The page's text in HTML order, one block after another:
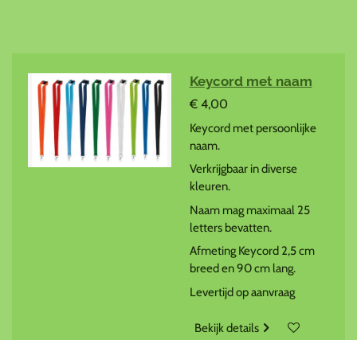
Keycord met naam
€ 4,00
Keycord met persoonlijke
naam.
Verkrijgbaar in diverse
kleuren.
Naam mag maximaal 25
letters bevatten.
Afmeting Keycord 2,5 cm
breed en 90 cm lang.
Levertijd op aanvraag
Bekijk details